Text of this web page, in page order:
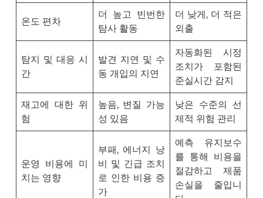
온도 편차
더 높고 빈번한
탐사 활동
더 낮게, 더 적은
외출
탐지 및 대응 시
간
발견 지연 및 수
동 개입의 지연
자동화된 시정
조치가 포함된
준실시간 감지
재고에 대한 위
험
높음, 변질 가능
성 있음
낮은 수준의 선
제적 위험 관리
운영 비용에 미
치는 영향
부패, 에너지 낭
비 및 긴급 조치
로 인한 비용 증
가
예측 유지보수
를 통해 비용을
절감하고 제품
손실을 줄입니